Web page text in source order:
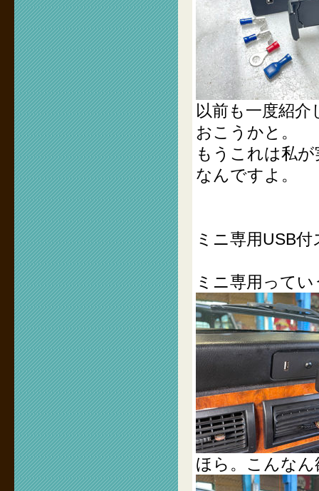
以前も一度紹
おこうかと。
もうこれは私
なんですよ。
ミニ専用USB
ミニ専用って
ほら。こんな